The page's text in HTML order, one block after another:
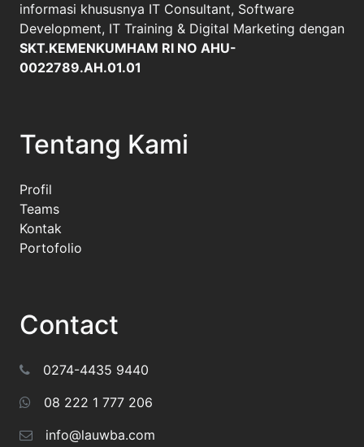
informasi khususnya IT Consultant, Software
Development, IT Training & Digital Marketing dengan
SKT.KEMENKUMHAM RI NO AHU-
0022789.AH.01.01
Tentang Kami
Profil
Teams
Kontak
Portofolio
Contact
0274-4435 9440
08 222 1 777 206
info@lauwba.com